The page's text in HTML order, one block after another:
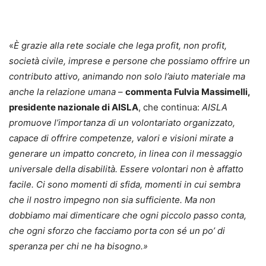
«È grazie alla rete sociale che lega profit, non profit,
società civile, imprese e persone che possiamo offrire un
contributo attivo, animando non solo l’aiuto materiale ma
anche la relazione umana – commenta Fulvia Massimelli,
presidente nazionale di AISLA, che continua: AISLA
promuove l’importanza di un volontariato organizzato,
capace di offrire competenze, valori e visioni mirate a
generare un impatto concreto, in linea con il messaggio
universale della disabilità. Essere volontari non è affatto
facile. Ci sono momenti di sfida, momenti in cui sembra
che il nostro impegno non sia sufficiente. Ma non
dobbiamo mai dimenticare che ogni piccolo passo conta,
che ogni sforzo che facciamo porta con sé un po’ di
speranza per chi ne ha bisogno.»